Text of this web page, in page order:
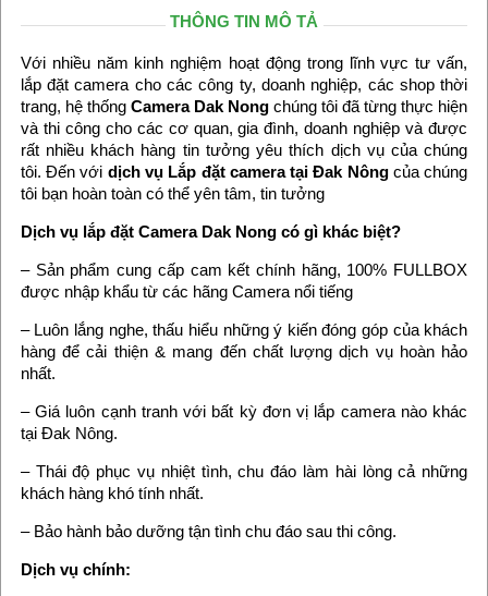
THÔNG TIN MÔ TẢ
Với nhiều năm kinh nghiệm hoạt động trong lĩnh vực tư vấn,
lắp đặt camera cho các công ty, doanh nghiệp, các shop thời
trang, hệ thống Camera Dak Nongchúng tôi đã từng thực hiện
và thi công cho các cơ quan, gia đình, doanh nghiệp và được
rất nhiều khách hàng tin tưởng yêu thích dịch vụ của chúng
tôi. Đến với dịch vụ Lắp đặt camera tại Đak Nôngcủa chúng
tôi bạn hoàn toàn có thể yên tâm, tin tưởng
Dịch vụ lắp đặt Camera Dak Nong có gì khác biệt?
– Sản phẩm cung cấp cam kết chính hãng, 100% FULLBOX
được nhập khẩu từ các hãng Camera nổi tiếng
– Luôn lắng nghe, thấu hiểu những ý kiến đóng góp của khách
hàng để cải thiện & mang đến chất lượng dịch vụ hoàn hảo
nhất.
– Giá luôn cạnh tranh với bất kỳ đơn vị lắp camera nào khác
tại Đak Nông.
– Thái độ phục vụ nhiệt tình, chu đáo làm hài lòng cả những
khách hàng khó tính nhất.
– Bảo hành bảo dưỡng tận tình chu đáo sau thi công.
Dịch vụ chính: